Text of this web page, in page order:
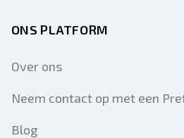
ONS PLATFORM
Over ons
Neem contact op met een
Blog